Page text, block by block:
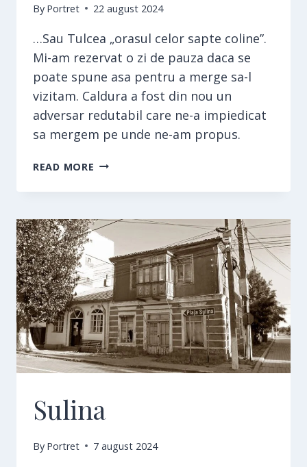
By Portret 22 august 2024
…Sau Tulcea „orasul celor sapte coline”.
Mi-am rezervat o zi de pauza daca se
poate spune asa pentru a merge sa-l
vizitam. Caldura a fost din nou un
adversar redutabil care ne-a impiedicat
sa mergem pe unde ne-am propus.
READ MORE TULCEA
Sulina
By Portret 7 august 2024